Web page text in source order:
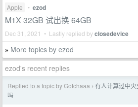
Apple • ezod
M1X 32GB 试出换 64GB
Dec 31, 2021 • Lastly replied byclosedevice
» More topics by ezod
ezod's recent replies
Replied to a topic by Gotchaaa › 有人计算过中
吗